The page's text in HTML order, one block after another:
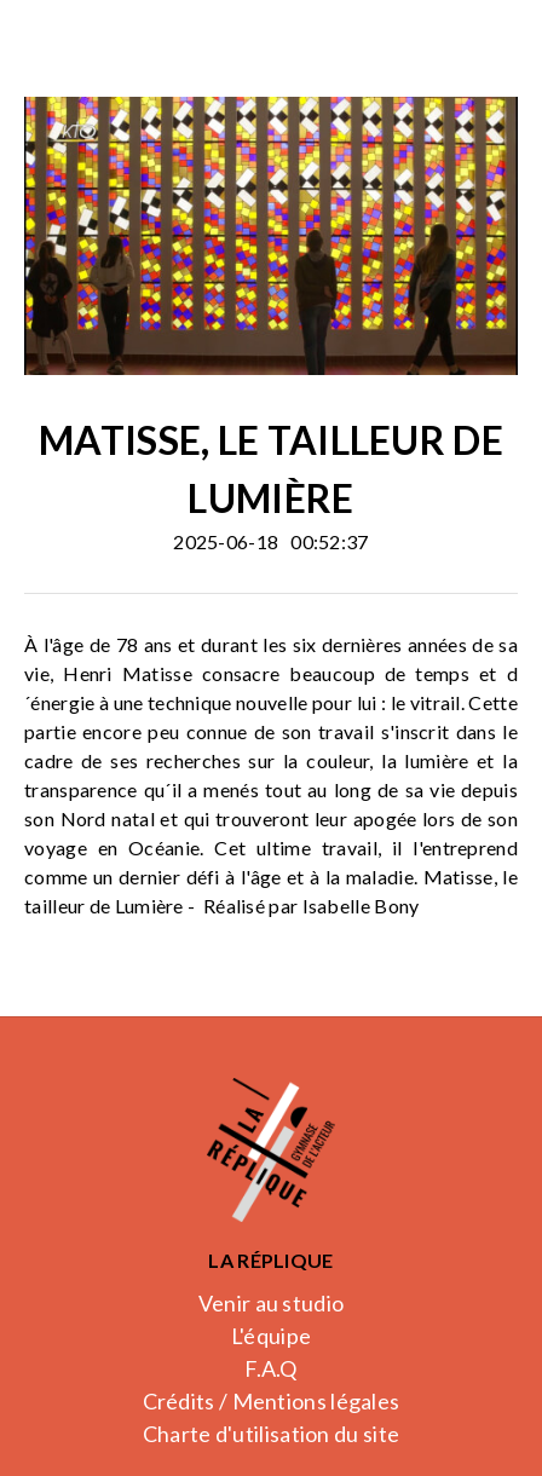
MATISSE, LE TAILLEUR DE
LUMIÈRE
2025-06-18 00:52:37
À l'âge de 78 ans et durant les six dernières années de sa
vie, Henri Matisse consacre beaucoup de temps et d
´énergie à une technique nouvelle pour lui : le vitrail. Cette
partie encore peu connue de son travail s'inscrit dans le
cadre de ses recherches sur la couleur, la lumière et la
transparence qu´il a menés tout au long de sa vie depuis
son Nord natal et qui trouveront leur apogée lors de son
voyage en Océanie. Cet ultime travail, il l'entreprend
comme un dernier défi à l'âge et à la maladie. Matisse, le
tailleur de Lumière - Réalisé par Isabelle Bony
LA RÉPLIQUE
Venir au studio
L'équipe
F.A.Q
Crédits / Mentions légales
Charte d'utilisation du site